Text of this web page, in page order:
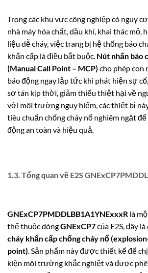
Trong các khu vực công nghiệp có nguy
nhà máy hóa chất, dầu khí, khai thác mỏ,
liệu dễ cháy, việc trang bị hệ thống báo
khẩn cấp là điều bắt buộc. Nút nhấn báo
(Manual Call Point – MCP) cho phép
báo động ngay lập tức khi phát hiện sự
sơ tán kịp thời, giảm thiểu thiệt hại về
với môi trường nguy hiểm, các thiết bị
tiêu chuẩn chống cháy nổ nghiêm ngặt
động an toàn và hiệu quả.
1.3. Tổng quan về E2S
GNExCP7PMDDLBB1A1YNExxxR là
thể thuộc dòngGNExCP7của E2S, đây
cháy khẩn cấp chống cháy nổ
point) . Sản phẩm này được thiết kế để
kiện môi trường khắc nghiệt và được